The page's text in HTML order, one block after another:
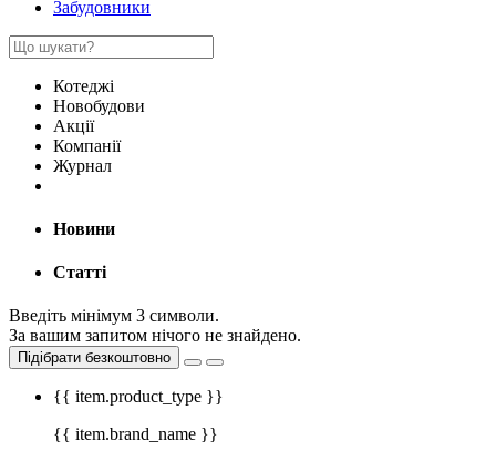
Забудовники
Котеджі
Новобудови
Акції
Компанії
Журнал
Новини
Статті
Введіть мінімум 3 символи.
За вашим запитом нічого не знайдено.
Підібрати безкоштовно
{{ item.product_type }}
{{ item.brand_name }}